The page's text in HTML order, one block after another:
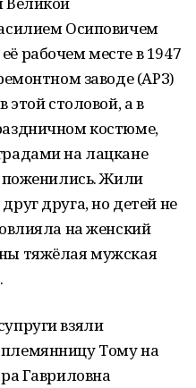
Осиповичем
рабочем месте в 1947
заводе (АРЗ)
этой столовой, а в
костюме,
на лацкане
поженились. Жили
друга, но детей не
на женский
тяжёлая мужская
взяли
Тому на
Гавриловна